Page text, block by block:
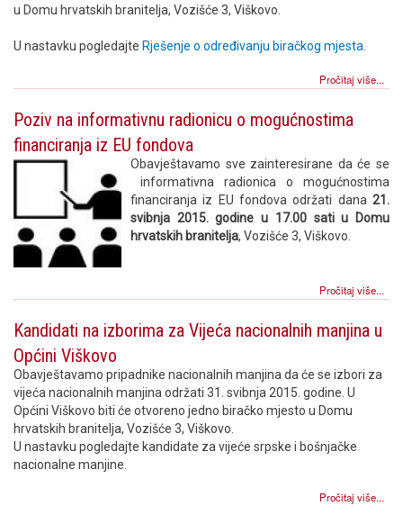
u Domu hrvatskih branitelja, Vozišće 3, Viškovo.
U nastavku pogledajte Rješenje o određivanju biračkog mjesta
Pročitaj više...
Poziv na informativnu radionicu o mogućnostima
financiranja iz EU fondova
Obavještavamo sve zainteresirane da će se
informativna radionica o mogućnostima
financiranja iz EU fondova održati dana 21.
svibnja 2015. godine u 17.00 sati u Domu
hrvatskih branitelja, Vozišće 3, Viškovo.
Pročitaj više...
Kandidati na izborima za Vijeća nacionalnih manjina u
Općini Viškovo
Obavještavamo pripadnike nacionalnih manjina da će se izbori za
vijeća nacionalnih manjina održati 31. svibnja 2015. godine. U
Općini Viškovo biti će otvoreno jedno biračko mjesto u Domu
hrvatskih branitelja, Vozišće 3, Viškovo.
U nastavku pogledajte kandidate za vijeće srpske i bošnjačke
nacionalne manjine.
Pročitaj više...